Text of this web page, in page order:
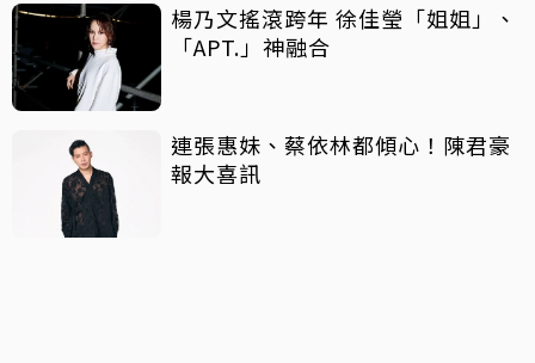
楊乃文搖滾跨年 徐佳瑩「姐姐」、
「APT.」神融合
連張惠妹、蔡依林都傾心！陳君豪
報大喜訊